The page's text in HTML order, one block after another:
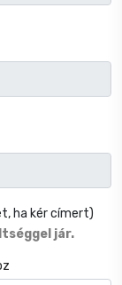
ha kér
ha kér
ha kér címert)
jár.